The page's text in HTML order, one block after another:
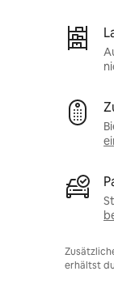
erhältst